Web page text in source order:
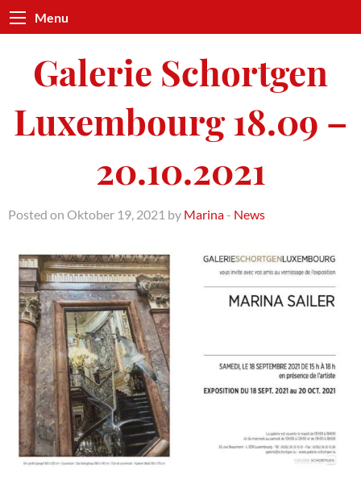
Menu
Galerie Schortgen
Luxembourg 18.09 –
20.10.2021
Posted on Oktober 19, 2021 by Marina - News